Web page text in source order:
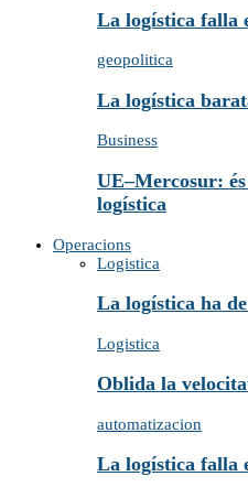
La logística falla
geopolitica
La logística
Business
UE–Mercosur:
logística
Operacions
Logistica
La logística ha
Logistica
Oblida la
automatizacion
La logística falla